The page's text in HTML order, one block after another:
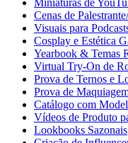
Miniaturas de
Cenas de
Visuais para
Cosplay e Estética
Yearbook & Temas
Virtual Try-On de
Prova de Ternos e
Prova de
Catálogo com
Vídeos de Produto
Lookbooks Sazonais